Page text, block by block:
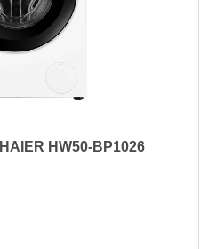
HW50-BP1026